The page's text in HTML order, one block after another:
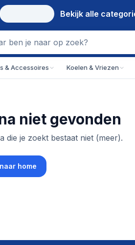
Bekijk alle
& Accessoires Koelen & Vriezen
niet gevonden
die je zoekt bestaat niet (meer).
home